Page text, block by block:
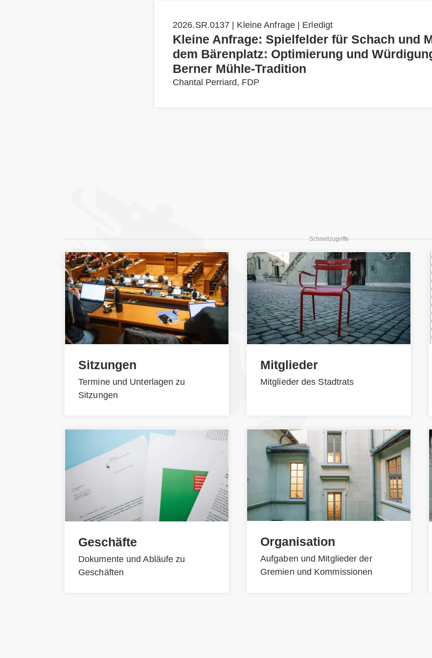
2026.SR.0137 | Kleine Anfrage | Erledigt
Kleine Anfrage: Spielfelder für Schach und
dem Bärenplatz: Optimierung und
Berner Mühle-Tradition
Chantal Perriard, FDP
Schnellzugriffe
Sitzungen
Termine und Unterlagen zu
Sitzungen
Geschäfte
Dokumente und Abläufe zu
Geschäften
Mitglieder
Mitglieder des Stadtrats
Organisation
Aufgaben und Mitglieder der
Gremien und Kommissionen